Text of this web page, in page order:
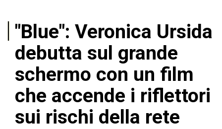
"Blue": Veronica Ursida
debutta sul grande
schermo con un film
che accende i riflettori
sui rischi della rete